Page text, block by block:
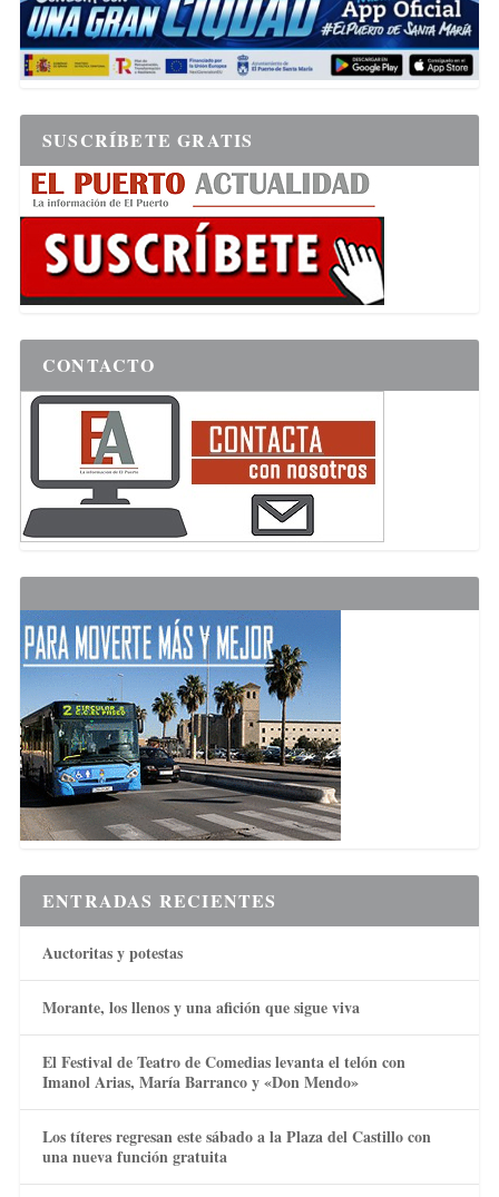
SUSCRÍBETE GRATIS
CONTACTO
ENTRADAS RECIENTES
Auctoritas y potestas
Morante, los llenos y una afición que sigue viva
El Festival de Teatro de Comedias levanta el telón con
Imanol Arias, María Barranco y «Don Mendo»
Los títeres regresan este sábado a la Plaza del Castillo con
una nueva función gratuita